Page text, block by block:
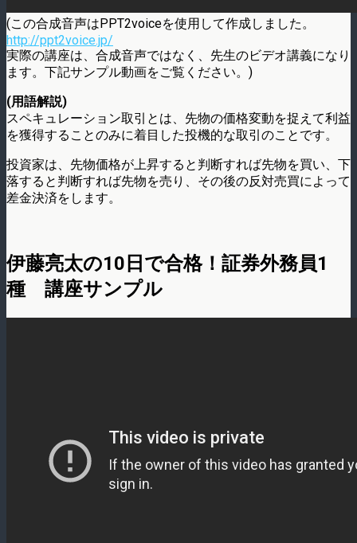
(この合成音声はPPT2voiceを使用して作成しました。
http://ppt2voice.jp/
実際の講座は、合成音声ではなく、先生のビデオ講義になり
ます。下記サンプル動画をご覧ください。)
(用語解説)
スペキュレーション取引とは、先物の価格変動を捉えて利益
を獲得することのみに着目した投機的な取引のことです。
投資家は、先物価格が上昇すると判断すれば先物を買い、下
落すると判断すれば先物を売り、その後の反対売買によって
差金決済をします。
伊藤亮太の10日で合格！証券外務員1
種 講座サンプル